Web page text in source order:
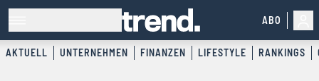
ABO
AKTUELL UNTERNEHMEN FINANZEN LIFESTYLE RANKINGS